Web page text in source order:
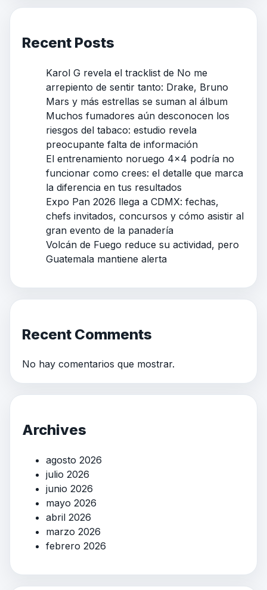
Recent Posts
Karol G revela el tracklist de No me
arrepiento de sentir tanto: Drake, Bruno
Mars y más estrellas se suman al álbum
Muchos fumadores aún desconocen los
riesgos del tabaco: estudio revela
preocupante falta de información
El entrenamiento noruego 4×4 podría no
funcionar como crees: el detalle que marca
la diferencia en tus resultados
Expo Pan 2026 llega a CDMX: fechas,
chefs invitados, concursos y cómo asistir al
gran evento de la panadería
Volcán de Fuego reduce su actividad, pero
Guatemala mantiene alerta
Recent Comments
No hay comentarios que mostrar.
Archives
agosto 2026
julio 2026
junio 2026
mayo 2026
abril 2026
marzo 2026
febrero 2026